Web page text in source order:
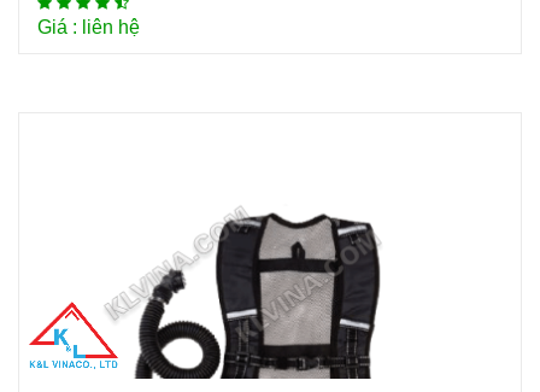
Giá : liên hệ